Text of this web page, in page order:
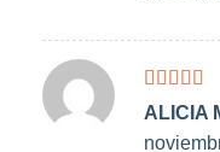
Valorado
con5de
ALICIA